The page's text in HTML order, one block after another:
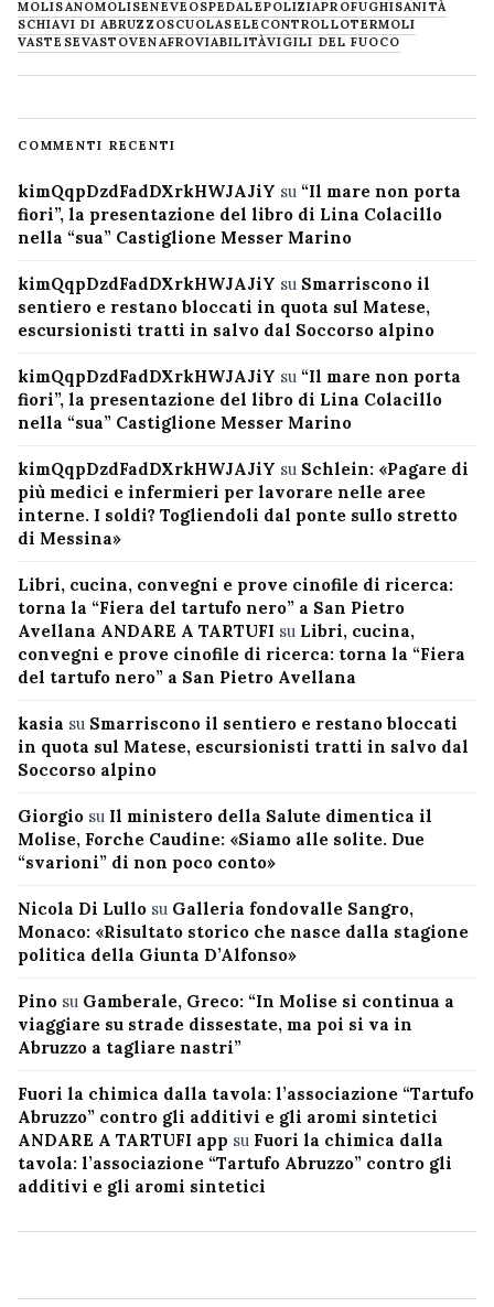
MOLISANOMOLISENEVE OSPEDALEPOLIZIAPROFUGHISANITÀ
SCHIAVI DI ABRUZZOSCUOLASELECONTROLLOTERMOLI
VASTESEVASTOVENAFROVIABILITÀVIGILI DEL FUOCO
COMMENTI RECENTI
kimQqpDzdFadDXrkHWJAJiY su “Il mare non porta
fiori”, la presentazione del libro di Lina Colacillo
nella “sua” Castiglione Messer Marino
kimQqpDzdFadDXrkHWJAJiY su Smarriscono il
sentiero e restano bloccati in quota sul Matese,
escursionisti tratti in salvo dal Soccorso alpino
kimQqpDzdFadDXrkHWJAJiY su “Il mare non porta
fiori”, la presentazione del libro di Lina Colacillo
nella “sua” Castiglione Messer Marino
kimQqpDzdFadDXrkHWJAJiY su Schlein: «Pagare di
più medici e infermieri per lavorare nelle aree
interne. I soldi? Togliendoli dal ponte sullo stretto
di Messina»
Libri, cucina, convegni e prove cinofile di ricerca:
torna la “Fiera del tartufo nero” a San Pietro
Avellana ANDARE A TARTUFI su Libri, cucina,
convegni e prove cinofile di ricerca: torna la “Fiera
del tartufo nero” a San Pietro Avellana
kasia su Smarriscono il sentiero e restano bloccati
in quota sul Matese, escursionisti tratti in salvo dal
Soccorso alpino
Giorgio su Il ministero della Salute dimentica il
Molise, Forche Caudine: «Siamo alle solite. Due
“svarioni” di non poco conto»
Nicola Di Lullo su Galleria fondovalle Sangro,
Monaco: «Risultato storico che nasce dalla stagione
politica della Giunta D’Alfonso»
Pino su Gamberale, Greco: “In Molise si continua a
viaggiare su strade dissestate, ma poi si va in
Abruzzo a tagliare nastri”
Fuori la chimica dalla tavola: l’associazione “Tartufo
Abruzzo” contro gli additivi e gli aromi sintetici
ANDARE A TARTUFI app su Fuori la chimica dalla
tavola: l’associazione “Tartufo Abruzzo” contro gli
additivi e gli aromi sintetici